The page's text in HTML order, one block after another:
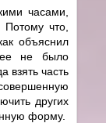
часами,
Потому что,
объяснил
не было
взять часть
других
форму.